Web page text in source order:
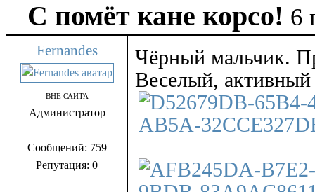
С помёт кане корсо! 6
Fernandes
ВНЕ САЙТА
Администратор
Сообщений: 759
Репутация: 0
Чёрный мальчик.
Веселый,